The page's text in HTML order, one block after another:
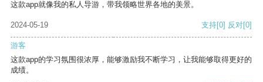
这款app就像我的私人导游，带我领略世界各地的美景。
2024-05-19 支持[0] 反对[0]
游客
这款app的学习氛围很浓厚，能够激励我不断学习，让我能够取得更好的
成绩。